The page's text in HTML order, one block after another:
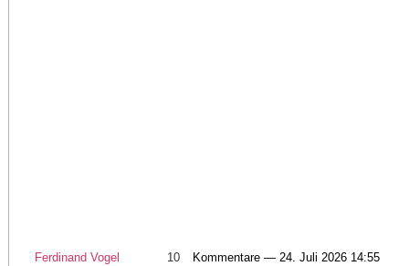
Ferdinand Vogel 10 Kommentare — 24. Juli 2026 14:55